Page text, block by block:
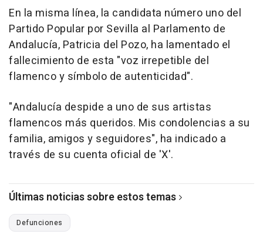
En la misma línea, la candidata número uno del
Partido Popular por Sevilla al Parlamento de
Andalucía, Patricia del Pozo, ha lamentado el
fallecimiento de esta "voz irrepetible del
flamenco y símbolo de autenticidad".
"Andalucía despide a uno de sus artistas
flamencos más queridos. Mis condolencias a su
familia, amigos y seguidores", ha indicado a
través de su cuenta oficial de 'X'.
Últimas noticias sobre estos temas
Defunciones